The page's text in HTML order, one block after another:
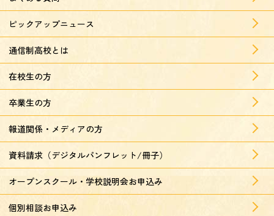
ピックアップニュース
通信制高校とは
在校生の方
卒業生の方
報道関係・メディアの方
資料請求（デジタルパンフレット/冊子）
オープンスクール・学校説明会お申込み
個別相談お申込み